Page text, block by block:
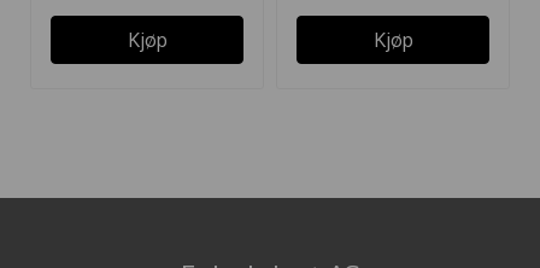
Kjøp Kjøp